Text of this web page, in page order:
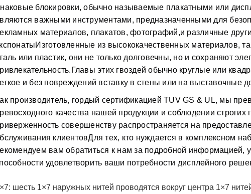
блокировки, обычно называемые плакатными или
важными инструментами, предназначенными для
материалов, плакатов, фотографий,и различные
из высококачественных материалов,
или пластик, они не только долговечны, но и сохраняют
этих гвоздей обычно круглые или
и без повреждений вставку в стены или на выставочные
производитель, гордый сертификацией TUV GS & UL, мы
качества нашей продукции и соблюдении
совершенству распространяется на
клиентовДля тех, кто нуждается в комплексном
вам обратиться к нам за подробной информацией,
удовлетворить ваши потребности дисплейного
шесть 1×7 наружных нитей проводятся вокруг центра 1×7